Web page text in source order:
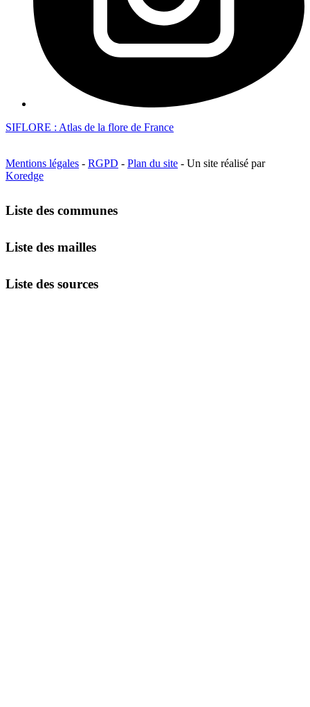
SIFLORE : Atlas de la flore de France
Mentions légales - RGPD - Plan du site - Un site réalisé par
Koredge
Liste des communes
Liste des mailles
Liste des sources